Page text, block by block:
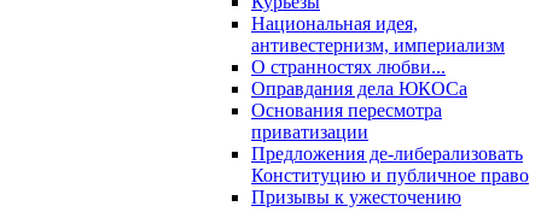
Национальная идея,
антивестернизм, империализм
О странностях любви...
Оправдания дела ЮКОСа
Основания пересмотра
приватизации
Предложения де-либерализовать
Конституцию и публичное право
Призывы к ужесточению